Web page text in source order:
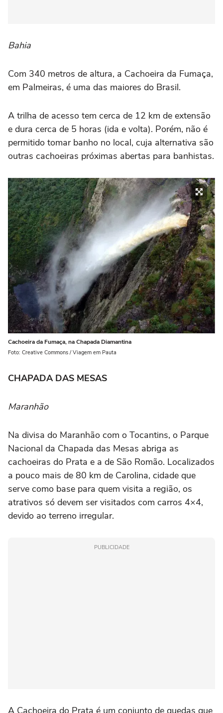
Bahia
Com 340 metros de altura, a Cachoeira da Fumaça,
em Palmeiras, é uma das maiores do Brasil.
A trilha de acesso tem cerca de 12 km de extensão
e dura cerca de 5 horas (ida e volta). Porém, não é
permitido tomar banho no local, cuja alternativa são
outras cachoeiras próximas abertas para banhistas.
Cachoeira da Fumaça, na Chapada Diamantina
Foto: Creative Commons / Viagem em Pauta
CHAPADA DAS MESAS
Maranhão
Na divisa do Maranhão com o Tocantins, o Parque
Nacional da Chapada das Mesas abriga as
cachoeiras do Prata e a de São Romão. Localizados
a pouco mais de 80 km de Carolina, cidade que
serve como base para quem visita a região, os
atrativos só devem ser visitados com carros 4×4,
devido ao terreno irregular.
PUBLICIDADE